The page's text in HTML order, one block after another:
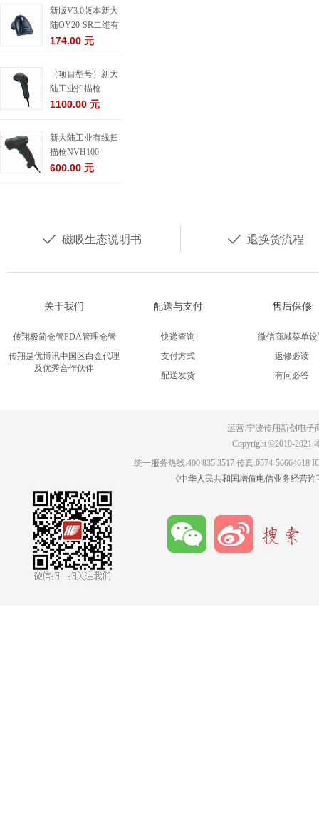
新版V3.0版本新大
陆OY20-SR二维有
线条码扫描枪
174.00 元
（项目型号）新大
陆工业扫描枪
NVH220-HD
1100.00 元
新大陆工业有线扫
描枪NVH100
600.00 元
 磁吸生态说明书  退换货流程
关于我们
传翔极简仓管PDA管理仓管
传翔是优博讯中国区白金代理
及优秀合作伙伴
配送与支付
快递查询
支付方式
配送发货
售后保修
微信商城菜单
返修必读
有问必答
运营:宁波传翔新创电子
Copyright ©2010-2021
统一服务热线:400 835 3517 传真:0574-56664618
《中华人民共和国增值电信业务经营